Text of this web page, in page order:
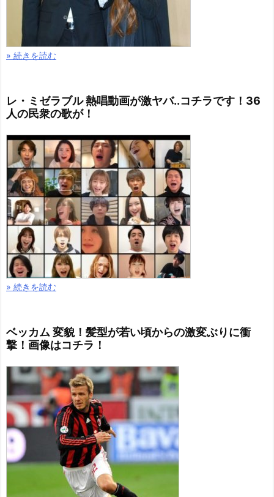
» 続きを読む
レ・ミゼラブル 熱唱動画が激ヤバ..コチラです！36
人の民衆の歌が！
» 続きを読む
ベッカム 変貌！髪型が若い頃からの激変ぶりに衝
撃！画像はコチラ！